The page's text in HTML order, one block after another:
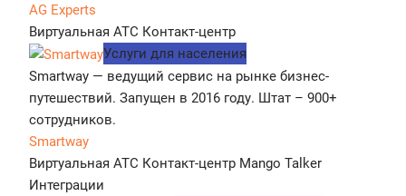
AG Experts
Виртуальная АТС Контакт-центр
Услуги для населения
Smartway — ведущий сервис на рынке бизнес-
путешествий. Запущен в 2016 году. Штат – 900+
сотрудников.
Smartway
Виртуальная АТС Контакт-центр Mango Talker
Интеграции